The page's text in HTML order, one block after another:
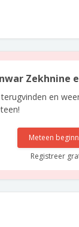
Zekhnine
en
Meteen
Registreer